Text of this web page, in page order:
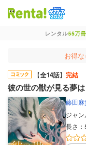
レンタル55万冊
お得
【全14話】 完結
彼の世の獣が見る夢は
藤田
ジャン
長さ：